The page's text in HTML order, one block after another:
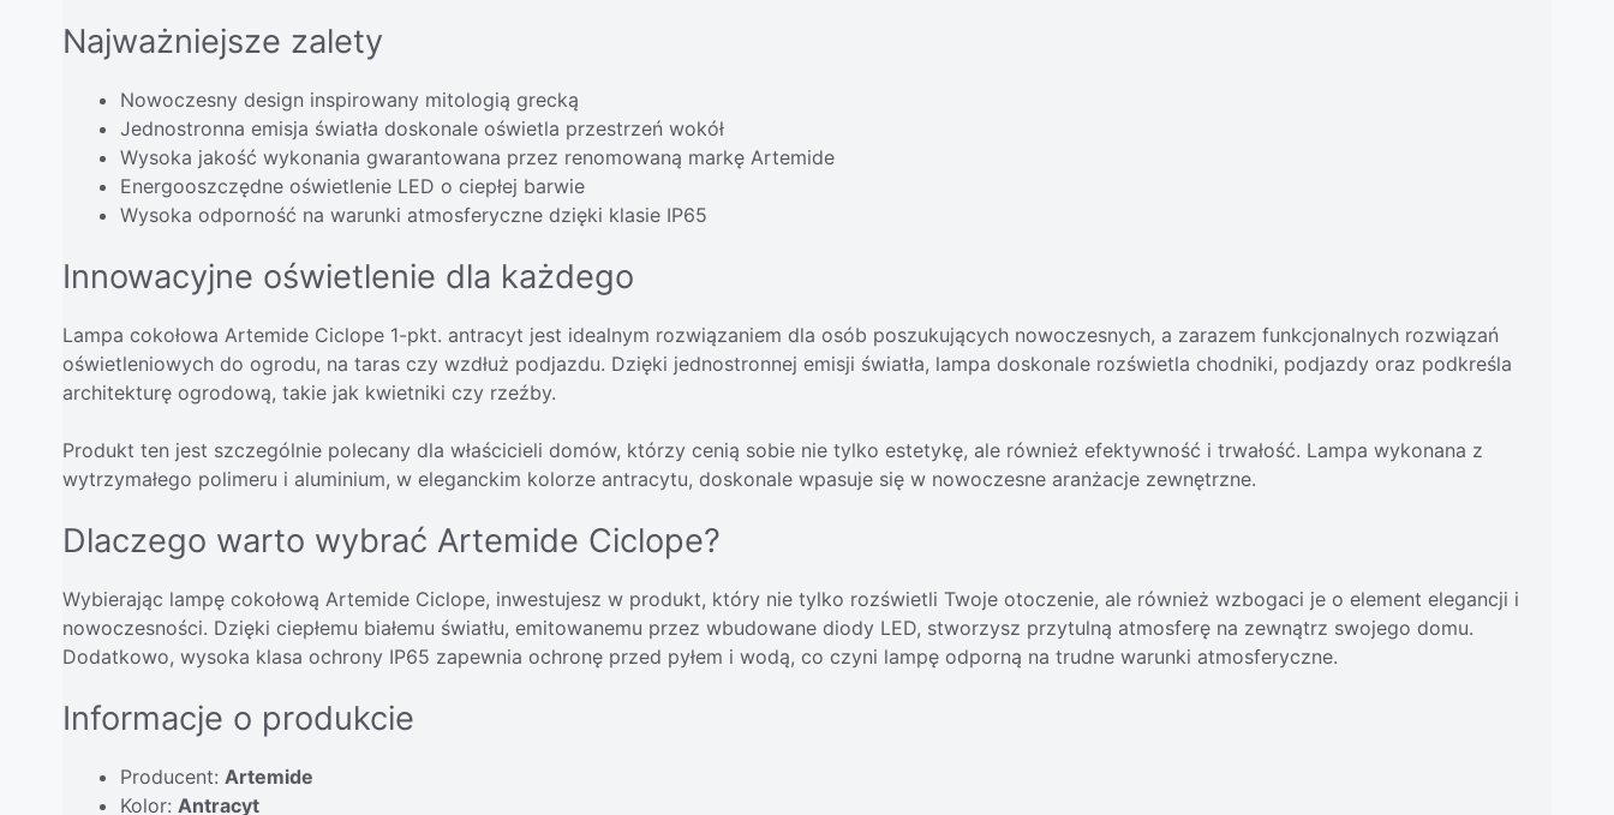
Najważniejsze zalety
Nowoczesny design inspirowany mitologią grecką
Jednostronna emisja światła doskonale oświetla przestrzeń wokół
Wysoka jakość wykonania gwarantowana przez renomowaną markę Artemide
Energooszczędne oświetlenie LED o ciepłej barwie
Wysoka odporność na warunki atmosferyczne dzięki klasie IP65
Innowacyjne oświetlenie dla każdego
Lampa cokołowa Artemide Ciclope 1-pkt. antracyt jest idealnym rozwiązaniem dla osób poszukujących nowoczesnych, a zarazem funkcjonalnych rozwiązań
oświetleniowych do ogrodu, na taras czy wzdłuż podjazdu. Dzięki jednostronnej emisji światła, lampa doskonale rozświetla chodniki, podjazdy oraz podkreśla
architekturę ogrodową, takie jak kwietniki czy rzeźby.
Produkt ten jest szczególnie polecany dla właścicieli domów, którzy cenią sobie nie tylko estetykę, ale również efektywność i trwałość. Lampa wykonana z
wytrzymałego polimeru i aluminium, w eleganckim kolorze antracytu, doskonale wpasuje się w nowoczesne aranżacje zewnętrzne.
Dlaczego warto wybrać Artemide Ciclope?
Wybierając lampę cokołową Artemide Ciclope, inwestujesz w produkt, który nie tylko rozświetli Twoje otoczenie, ale również wzbogaci je o element elegancji i
nowoczesności. Dzięki ciepłemu białemu światłu, emitowanemu przez wbudowane diody LED, stworzysz przytulną atmosferę na zewnątrz swojego domu.
Dodatkowo, wysoka klasa ochrony IP65 zapewnia ochronę przed pyłem i wodą, co czyni lampę odporną na trudne warunki atmosferyczne.
Informacje o produkcie
Producent: Artemide
Kolor: Antracyt